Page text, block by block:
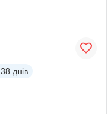
38 днів